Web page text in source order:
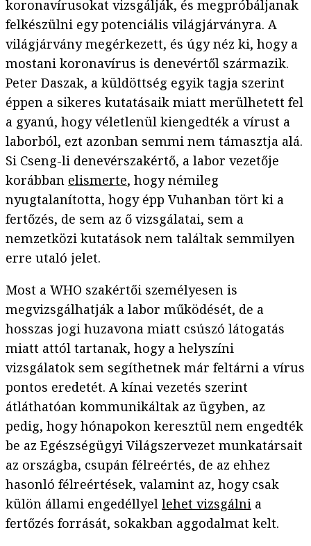
koronavírusokat vizsgálják, és megpróbáljanak
felkészülni egy potenciális világjárványra. A
világjárvány megérkezett, és úgy néz ki, hogy a
mostani koronavírus is denevértől származik.
Peter Daszak, a küldöttség egyik tagja szerint
éppen a sikeres kutatásaik miatt merülhetett fel
a gyanú, hogy véletlenül kiengedték a vírust a
laborból, ezt azonban semmi nem támasztja alá.
Si Cseng-li denevérszakértő, a labor vezetője
korábban elismerte, hogy némileg
nyugtalanította, hogy épp Vuhanban tört ki a
fertőzés, de sem az ő vizsgálatai, sem a
nemzetközi kutatások nem találtak semmilyen
erre utaló jelet.
Most a WHO szakértői személyesen is
megvizsgálhatják a labor működését, de a
hosszas jogi huzavona miatt csúszó látogatás
miatt attól tartanak, hogy a helyszíni
vizsgálatok sem segíthetnek már feltárni a vírus
pontos eredetét. A kínai vezetés szerint
átláthatóan kommunikáltak az ügyben, az
pedig, hogy hónapokon keresztül nem engedték
be az Egészségügyi Világszervezet munkatársait
az országba, csupán félreértés, de az ehhez
hasonló félreértések, valamint az, hogy csak
külön állami engedéllyel lehet vizsgálni a
fertőzés forrását, sokakban aggodalmat kelt.